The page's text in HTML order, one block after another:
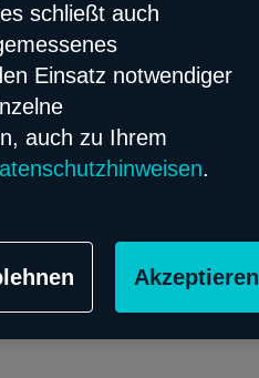
schließt auch
Einsatz notwendiger
auch zu Ihrem
.
Akzeptieren